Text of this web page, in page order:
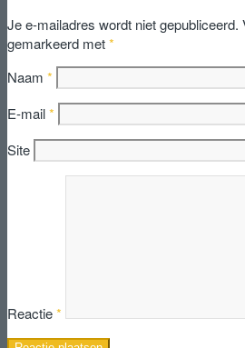
Je e-mailadres wordt niet gepubliceerd.
gemarkeerd met*
Naam *
E-mail*
Site
Reactie*